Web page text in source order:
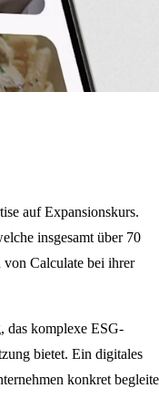
auf Expansionskurs.
insgesamt über 70
Calculate bei ihrer
das komplexe ESG-
bietet. Ein digitales
konkret